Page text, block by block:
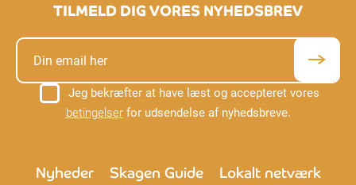
TILMELD DIG VORES NYHEDSBREV
Jeg bekræfter at have læst og accepteret vores
betingelserfor udsendelse af nyhedsbreve.
Nyheder Skagen Guide
Lokalt netværk